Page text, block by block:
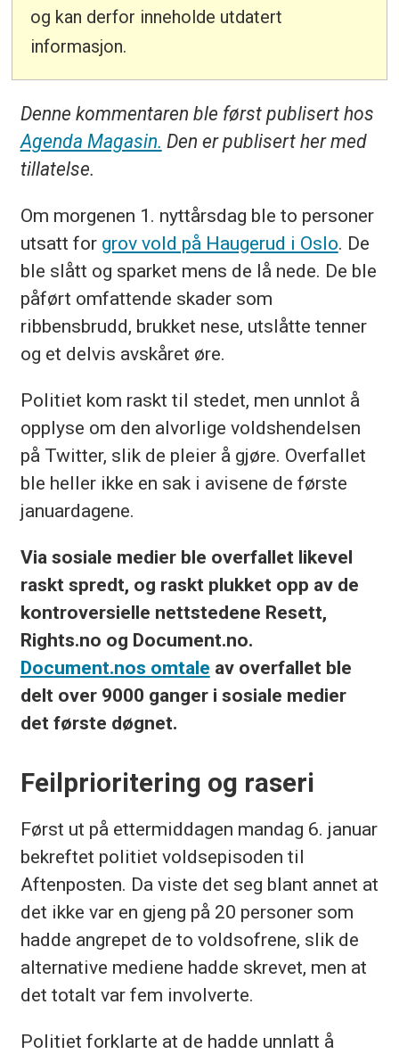
og kan derfor inneholde utdatert
informasjon.
Denne kommentaren ble først publisert hos
Agenda Magasin. Den er publisert her med
tillatelse.
Om morgenen 1. nyttårsdag ble to personer
utsatt for grov vold på Haugerud i Oslo. De
ble slått og sparket mens de lå nede. De ble
påført omfattende skader som
ribbensbrudd, brukket nese, utslåtte tenner
og et delvis avskåret øre.
Politiet kom raskt til stedet, men unnlot å
opplyse om den alvorlige voldshendelsen
på Twitter, slik de pleier å gjøre. Overfallet
ble heller ikke en sak i avisene de første
januardagene.
Via sosiale medier ble overfallet likevel
raskt spredt, og raskt plukket opp av de
kontroversielle nettstedene Resett,
Rights.no og Document.no.
Document.nos omtale av overfallet ble
delt over 9000 ganger i sosiale medier
det første døgnet.
Feilprioritering og raseri
Først ut på ettermiddagen mandag 6. januar
bekreftet politiet voldsepisoden til
Aftenposten. Da viste det seg blant annet at
det ikke var en gjeng på 20 personer som
hadde angrepet de to voldsofrene, slik de
alternative mediene hadde skrevet, men at
det totalt var fem involverte.
Politiet forklarte at de hadde unnlatt å